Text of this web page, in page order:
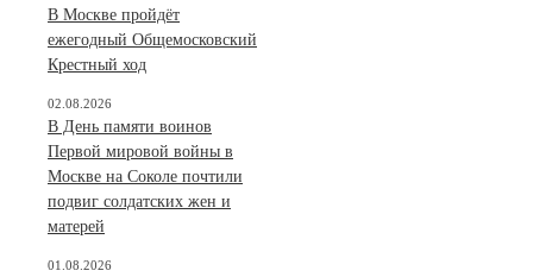
В Москве пройдёт
ежегодный Общемосковский
Крестный ход
В День памяти воинов
Первой мировой войны в
Москве на Соколе почтили
подвиг солдатских жен и
матерей
02.08.2026
01.08.2026